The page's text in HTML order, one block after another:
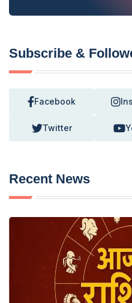
Subscribe &
Facebook
Twitter
Recent News